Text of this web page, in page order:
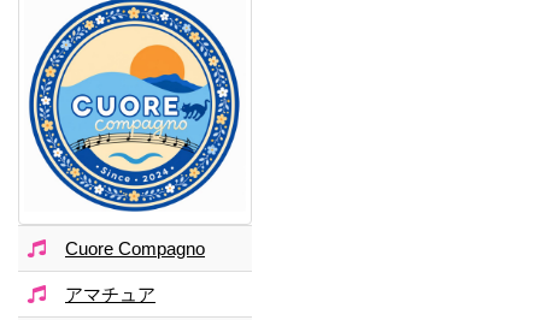
Cuore Compagno
アマチュア